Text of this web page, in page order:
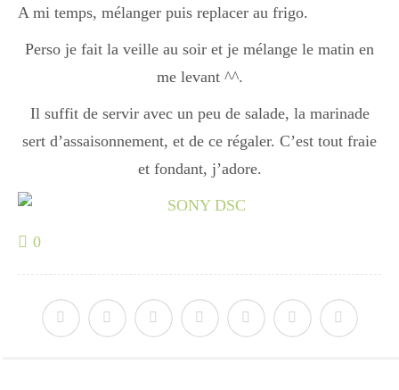
Semaines Spéciales
cupcake
apéro
Japon
A mi temps, mélanger puis replacer au frigo.
Perso je fait la veille au soir et je mélange le matin en
me levant ^^.
Il suffit de servir avec un peu de salade, la marinade
sert d’assaisonnement, et de ce régaler. C’est tout fraie
et fondant, j’adore.
0